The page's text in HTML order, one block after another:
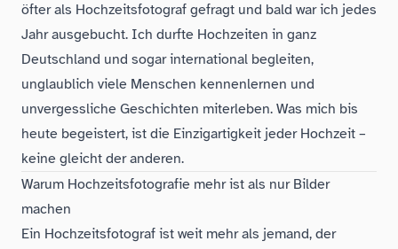
öfter als Hochzeitsfotograf gefragt und bald war ich jedes
Jahr ausgebucht. Ich durfte Hochzeiten in ganz
Deutschland und sogar international begleiten,
unglaublich viele Menschen kennenlernen und
unvergessliche Geschichten miterleben. Was mich bis
heute begeistert, ist die Einzigartigkeit jeder Hochzeit –
keine gleicht der anderen.
Warum Hochzeitsfotografie mehr ist als nur Bilder
machen
Ein Hochzeitsfotograf ist weit mehr als jemand, der